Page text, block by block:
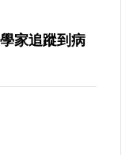
家追蹤到病